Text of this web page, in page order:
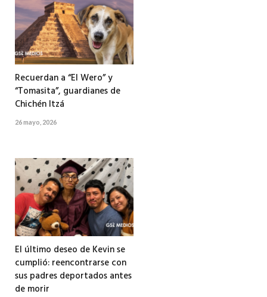
Recuerdan a “El Wero” y
“Tomasita”, guardianes de
Chichén Itzá
26 mayo, 2026
El último deseo de Kevin se
cumplió: reencontrarse con
sus padres deportados antes
de morir